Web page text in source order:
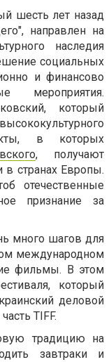
шесть лет назад
направлен на
наследия
социальных
и финансово
мероприятия.
который
в которых
, получают
в странах Европы.
отечественные
признание за
много шагов для
международном
фильмы. В этом
который
деловой
TIFF.
традицию на
завтраки и